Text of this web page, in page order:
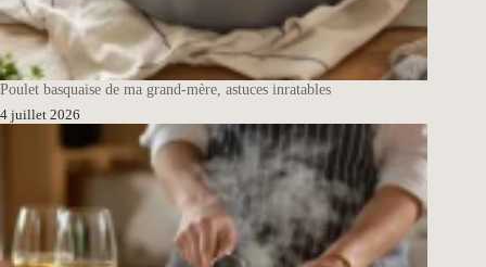
Poulet basquaise de ma grand-mère, astuces inratables
4 juillet 2026